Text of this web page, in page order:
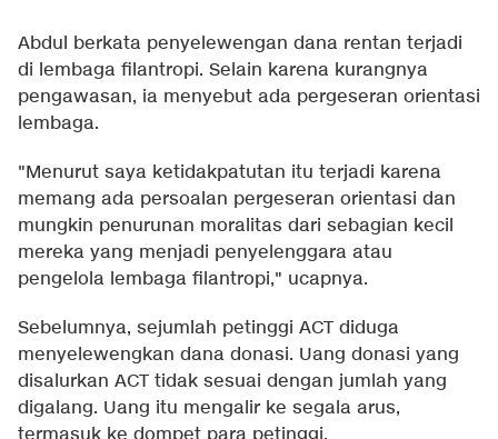
Abdul berkata penyelewengan dana rentan terjadi
di lembaga filantropi. Selain karena kurangnya
pengawasan, ia menyebut ada pergeseran orientasi
lembaga.
"Menurut saya ketidakpatutan itu terjadi karena
memang ada persoalan pergeseran orientasi dan
mungkin penurunan moralitas dari sebagian kecil
mereka yang menjadi penyelenggara atau
pengelola lembaga filantropi," ucapnya.
Sebelumnya, sejumlah petinggi ACT diduga
menyelewengkan dana donasi. Uang donasi yang
disalurkan ACT tidak sesuai dengan jumlah yang
digalang. Uang itu mengalir ke segala arus,